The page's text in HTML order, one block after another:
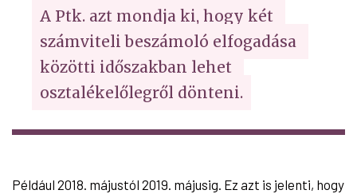
A Ptk. azt mondja ki, hogy két
számviteli beszámoló elfogadása
közötti időszakban lehet
osztalékelőlegről dönteni.
Például 2018. májustól 2019. májusig. Ez azt is jelenti, hogy